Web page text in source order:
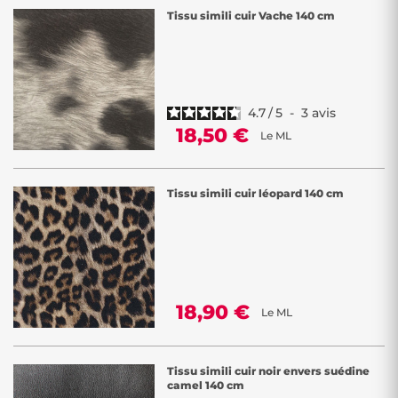
Tissu simili cuir Vache 140 cm
4.7/5 - 3 avis
18,50 € Le ML
Tissu simili cuir léopard 140 cm
18,90 € Le ML
Tissu simili cuir noir envers suédine
camel 140 cm